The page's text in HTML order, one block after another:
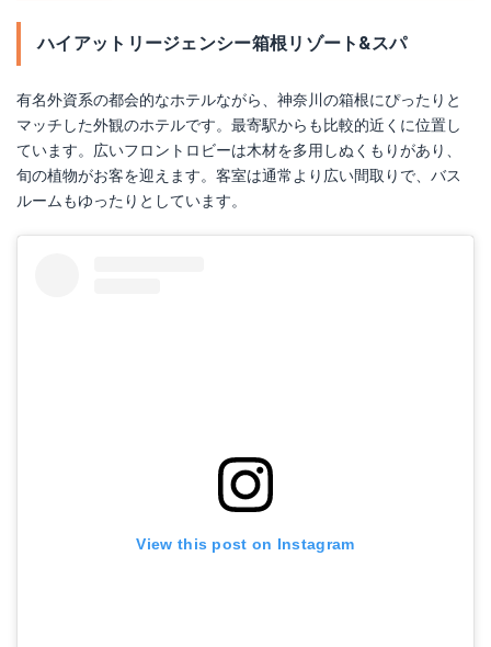
ハイアットリージェンシー箱根リゾート&スパ
有名外資系の都会的なホテルながら、神奈川の箱根にぴったりと
マッチした外観のホテルです。最寄駅からも比較的近くに位置し
ています。広いフロントロビーは木材を多用しぬくもりがあり、
旬の植物がお客を迎えます。客室は通常より広い間取りで、バス
ルームもゆったりとしています。
View this post on Instagram